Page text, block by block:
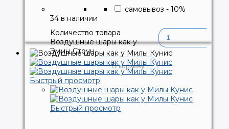
самовывоз -10%
34 в наличии
Количество товара
Воздушные шары как у
Эммы Стоун
В корзину
Быстрый просмотр
Быстрый просмотр